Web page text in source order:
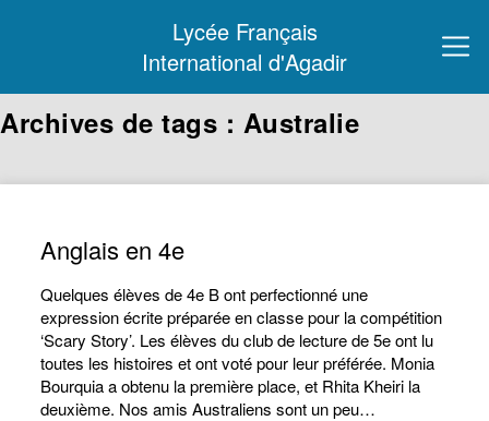
Lycée Français
International d'Agadir
Archives de tags : Australie
Anglais en 4e
Quelques élèves de 4e B ont perfectionné une
expression écrite préparée en classe pour la compétition
‘Scary Story’. Les élèves du club de lecture de 5e ont lu
toutes les histoires et ont voté pour leur préférée. Monia
Bourquia a obtenu la première place, et Rhita Kheiri la
deuxième. Nos amis Australiens sont un peu…